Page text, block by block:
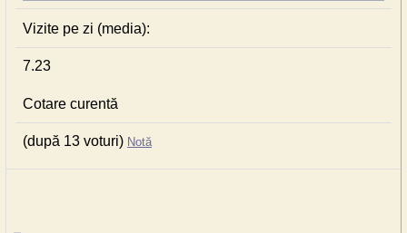
Vizite pe zi (media):
7.23
Cotare curentă
(după 13 voturi) Notă